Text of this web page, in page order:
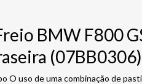
BMW F800
O uso de uma combinação de